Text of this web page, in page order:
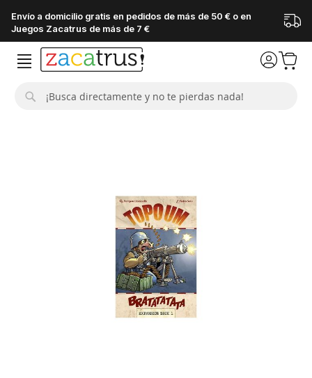
Envío a domicilio gratis en pedidos de más de 50 € o en
Juegos Zacatrus de más de 7 €